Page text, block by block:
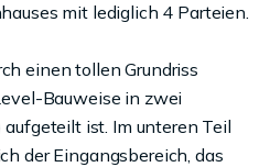
mit lediglich 4 Parteien.
einen tollen Grundriss
Bauweise in zwei
ist. Im unteren Teil
der Eingangsbereich, das